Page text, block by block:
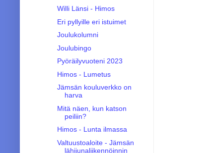
Willi Länsi - Himos
Eri pyllyille eri istuimet
Joulukolumni
Joulubingo
Pyöräilyvuoteni 2023
Himos - Lumetus
Jämsän kouluverkko on
harva
Mitä näen, kun katson
peiliin?
Himos - Lunta ilmassa
Valtuustoaloite - Jämsän
lähijunaliikennöinnin